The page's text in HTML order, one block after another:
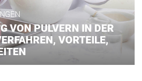
VON PULVERN IN DER
VORTEILE,